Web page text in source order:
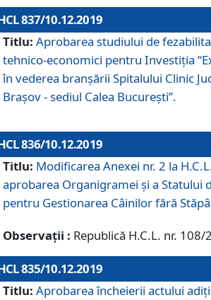
837/10.12.2019
Titlu: Aprobarea studiului de
tehnico-economici pentru Investiția
în vederea branșării Spitalului Clinic
Brașov - sediul Calea București”.
836/10.12.2019
Titlu: Modificarea Anexei nr. 2 la
aprobarea Organigramei şi a Statului
pentru Gestionarea Câinilor fără
Observații : Republică H.C.L. nr. 108/
835/10.12.2019
Titlu: Aprobarea încheierii actului